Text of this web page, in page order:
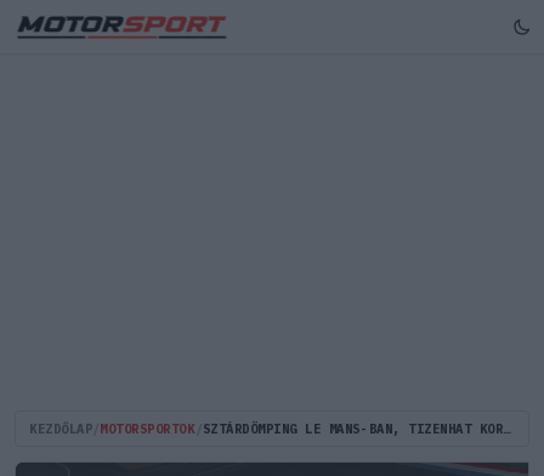
KEZDŐLAP MOTORSPORTOK SZTÁRDÖMPING LE MANS-BAN, TIZENHAT KORÁBBI F1-ES PILÓTA IS HARCBA SZÁLL A GYŐZELEMÉRT